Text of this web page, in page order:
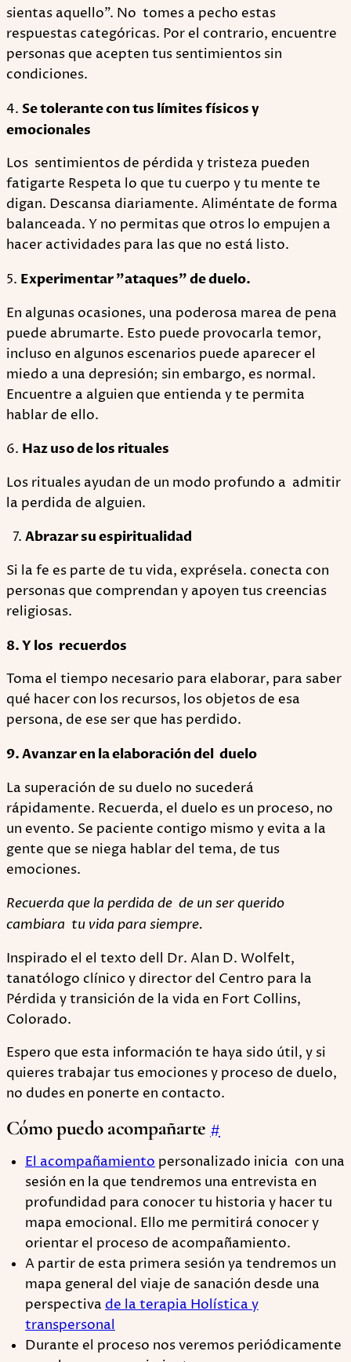
sientas aquello". No tomes a pecho estas
respuestas categóricas. Por el contrario, encuentre
personas que acepten tus sentimientos sin
condiciones.
4. Se tolerante con tus límites físicos y
emocionales
Los sentimientos de pérdida y tristeza pueden
fatigarte Respeta lo que tu cuerpo y tu mente te
digan. Descansa diariamente. Aliméntate de forma
balanceada. Y no permitas que otros lo empujen a
hacer actividades para las que no está listo.
5. Experimentar "ataques" de duelo.
En algunas ocasiones, una poderosa marea de pena
puede abrumarte. Esto puede provocarla temor,
incluso en algunos escenarios puede aparecer el
miedo a una depresión; sin embargo, es normal.
Encuentre a alguien que entienda y te permita
hablar de ello.
6. Haz uso de los rituales
Los rituales ayudan de un modo profundo a admitir
la perdida de alguien.
Abrazar su espiritualidad
Si la fe es parte de tu vida, exprésela. conecta con
personas que comprendan y apoyen tus creencias
religiosas.
8. Y los recuerdos
Toma el tiempo necesario para elaborar, para saber
qué hacer con los recursos, los objetos de esa
persona, de ese ser que has perdido.
9. Avanzar en la elaboración del duelo
La superación de su duelo no sucederá
rápidamente. Recuerda, el duelo es un proceso, no
un evento. Se paciente contigo mismo y evita a la
gente que se niega hablar del tema, de tus
emociones.
Recuerda que la perdida de de un ser querido
cambiara tu vida para siempre.
Inspirado el el texto dell Dr. Alan D. Wolfelt,
tanatólogo clínico y director del Centro para la
Pérdida y transición de la vida en Fort Collins,
Colorado.
Espero que esta información te haya sido útil, y si
quieres trabajar tus emociones y proceso de duelo,
no dudes en ponerte en contacto.
Cómo puedo acompañarte #
El acompañamiento personalizado inicia con una
sesión en la que tendremos una entrevista en
profundidad para conocer tu historia y hacer tu
mapa emocional. Ello me permitirá conocer y
orientar el proceso de acompañamiento.
A partir de esta primera sesión ya tendremos un
mapa general del viaje de sanación desde una
perspectiva de la terapia Holística y
transpersonal
Durante el proceso nos veremos periódicamente